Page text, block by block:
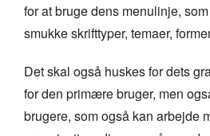
for at bruge dens menulinje,
smukke skrifttyper, temaer,
Det skal også huskes for dets
for den primære bruger, men
brugere, som også kan arbejde